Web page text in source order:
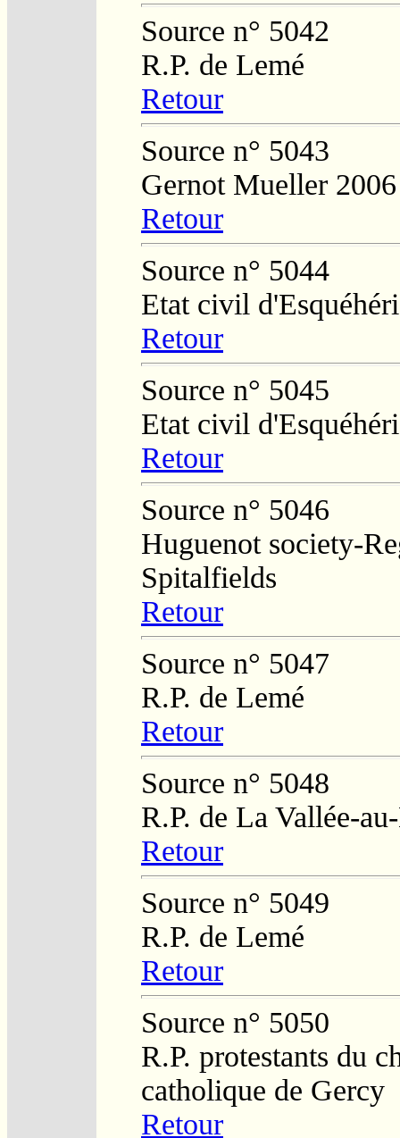
Source n° 5042
R.P. de Lemé
Retour
Source n° 5043
Gernot Mueller 2006
Retour
Source n° 5044
Etat civil
Retour
Source n° 5045
Etat civil
Retour
Source n° 5046
Huguenot society-
Spitalfields
Retour
Source n° 5047
R.P. de Lemé
Retour
Source n° 5048
R.P. de La Vallée-
Retour
Source n° 5049
R.P. de Lemé
Retour
Source n° 5050
R.P. protestants du
catholique de Gercy
Retour